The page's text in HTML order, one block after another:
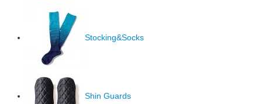
Stocking&Socks
Shin Guards